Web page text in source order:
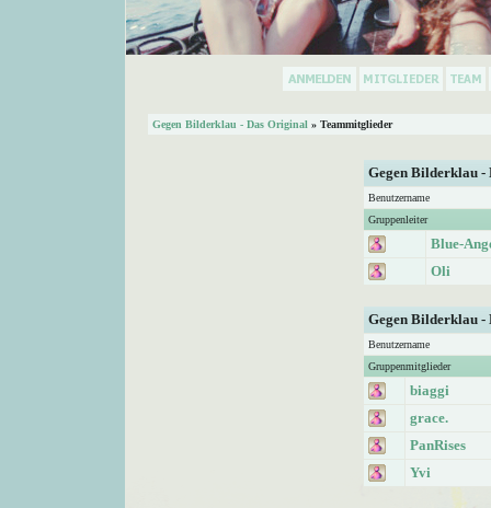
Gegen Bilderklau - Das Original » Teammitglieder
Gegen Bilderklau
Benutzername
Gruppenleiter
Blue-
Oli
Gegen Bilderklau
Benutzername
Gruppenmitglieder
biaggi
grace.
PanRises
Yvi